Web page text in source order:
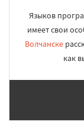
Языков
имеет свои
Волчанске
как